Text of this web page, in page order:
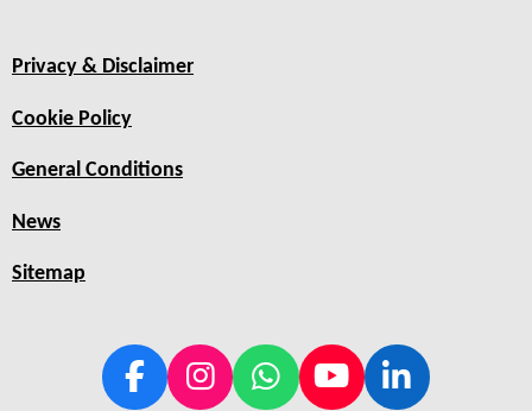
Privacy & Disclaimer
Cookie Policy
General Conditions
News
Sitemap
F
I
W
Y
L